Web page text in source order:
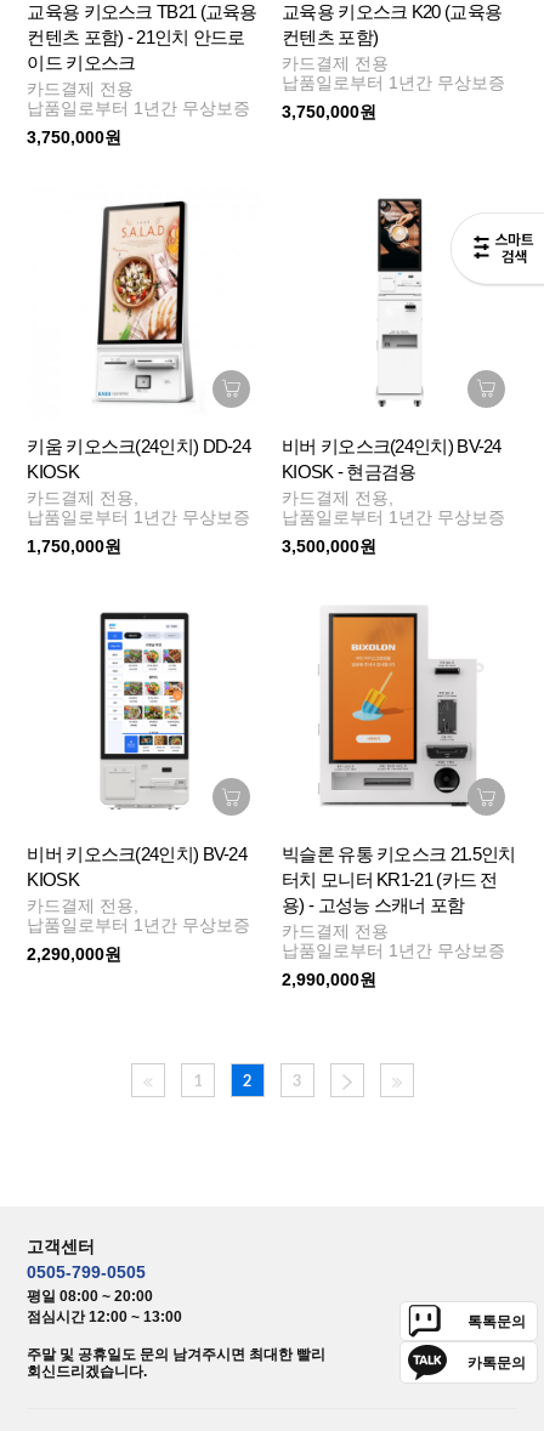
교육용 키오스크 TB21 (교육용
컨텐츠 포함) - 21인치 안드로
이드 키오스크
카드결제 전용
납품일로부터 1년간 무상보증
3,750,000원
교육용 키오스크 K20 (교육용
컨텐츠 포함)
카드결제 전용
납품일로부터 1년간 무상보증
3,750,000원
키움 키오스크(24인치) DD-24
KIOSK
카드결제 전용,
납품일로부터 1년간 무상보증
1,750,000원
비버 키오스크(24인치) BV-24
KIOSK - 현금겸용
카드결제 전용,
납품일로부터 1년간 무상보증
3,500,000원
비버 키오스크(24인치) BV-24
KIOSK
카드결제 전용,
납품일로부터 1년간 무상보증
2,290,000원
빅슬론 유통 키오스크 21.5인치
터치 모니터 KR1-21 (카드 전
용) - 고성능 스캐너 포함
카드결제 전용
납품일로부터 1년간 무상보증
2,990,000원
1 2 3
고객센터
0505-799-0505
평일 08:00 ~ 20:00
점심시간 12:00 ~ 13:00
주말 및 공휴일도 문의 남겨주시면 최대한 빨리
회신드리겠습니다.
톡톡문의
카톡문의